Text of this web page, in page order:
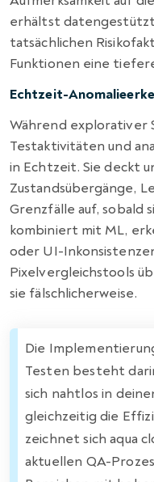
erhältst
tatsächlichen
Funktionen eine
Echtzeit-
Während explorativer
Testaktivitäten und
in Echtzeit. Sie deckt
Zustandsübergänge,
Grenzfälle auf, sobald
kombiniert mit ML,
oder UI-
Pixelvergleichstools
sie fälschlicherweise.
Die
Testen besteht
sich nahtlos in
gleichzeitig die
zeichnet sich aqua
aktuellen QA-